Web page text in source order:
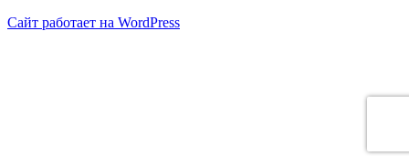
Сайт работает на WordPress